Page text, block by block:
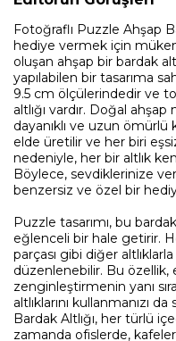
Fotoğraflı Puzzle Ahşap
hediye vermek için
oluşan ahşap bir bardak
yapılabilen bir tasarıma
9.5 cm ölçülerindedir ve
altlığı vardır. Doğal
dayanıklı ve uzun ömürlü
elde üretilir ve her biri
nedeniyle, her bir altlık
Böylece, sevdiklerinize
benzersiz ve özel bir
Puzzle tasarımı, bu
eğlenceli bir hale getirir.
parçası gibi diğer
düzenlenebilir. Bu özellik,
zenginleştirmenin yanı
altlıklarını kullanmanızı
Bardak Altlığı, her türlü
zamanda ofislerde,